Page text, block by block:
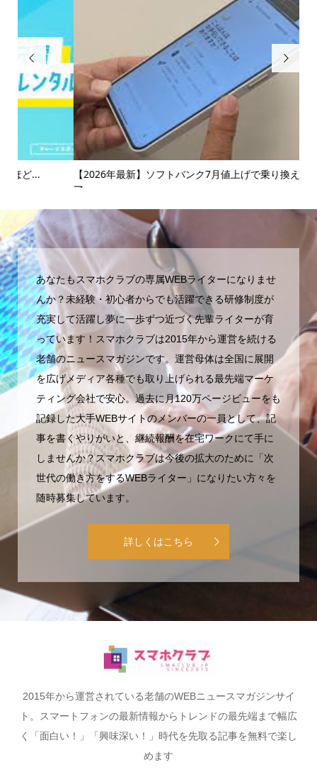

【2026年最新】ソフトバンク7月値上げで乗り換え急増！ス

あなたもスマホクラブの専属WEBライターになりませ
んか？未経験・初心者からでも活躍できる研修制度が
充実して活躍し夢に一歩ずつ近づく先輩ライターが育
っています！スマホクラブは2015年から運営を続ける
老舗のニュースマガジンです。運営母体は全国に展開
を広げメディア各種でも取り上げられる最先端マーケ
ティング会社で安心。過去に月120万ページビューをも
記録した大手WEBサイトのメンバーの一員として、記
事を書くやりがいと、継続報酬を在宅ワークにて手に
しませんか？スマホクラブは今後の拡大のために「次
世代の働き方をするWEBライター」になりたい方々を
随時募集しています。
詳しくはこちら
2015年から運営されている老舗のWEBニュースマガジンサイ
ト。スマートフォンの最新情報からトレンドの最先端まで幅広
く「面白い！」「興味深い！」時代を先取る記事を無料で楽し
めます